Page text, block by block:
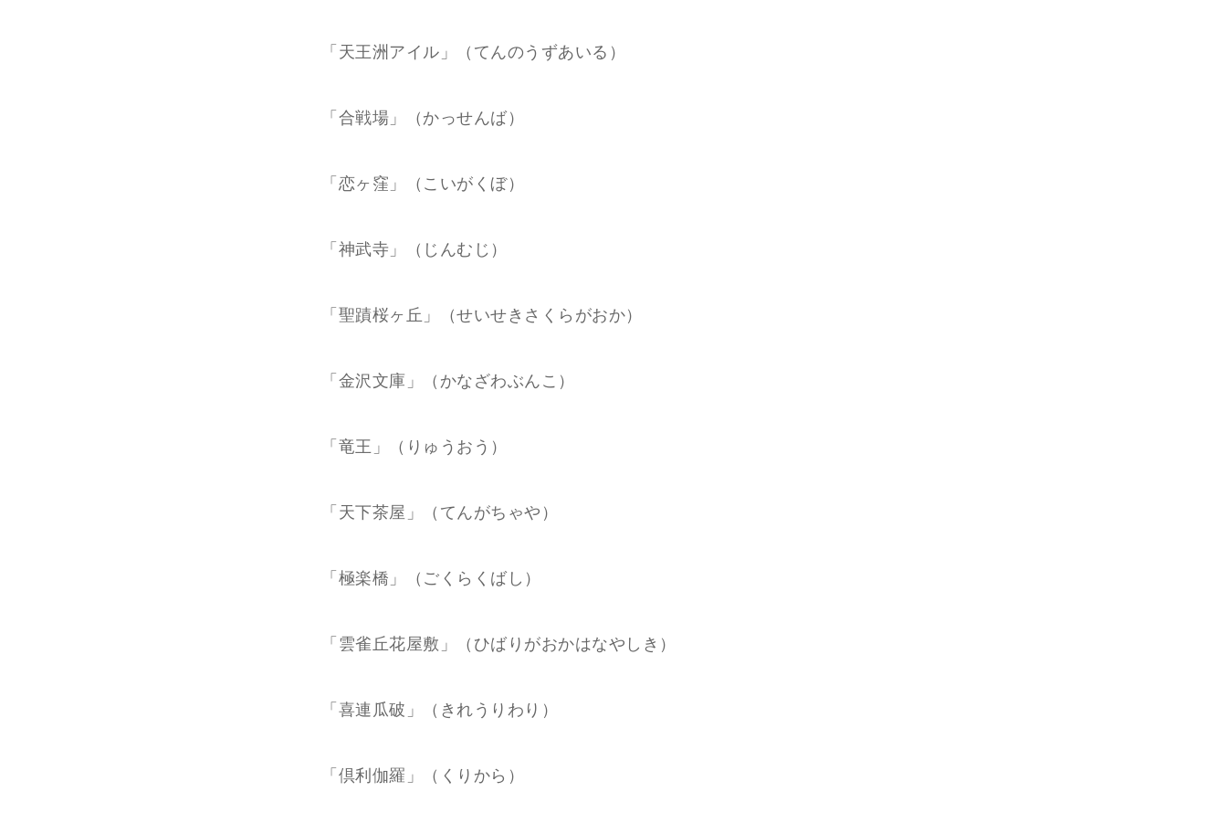
「天王洲アイル」（てんのうずあいる）
「合戦場」（かっせんば）
「恋ヶ窪」（こいがくぼ）
「神武寺」（じんむじ）
「聖蹟桜ヶ丘」（せいせきさくらがおか）
「金沢文庫」（かなざわぶんこ）
「竜王」（りゅうおう）
「天下茶屋」（てんがちゃや）
「極楽橋」（ごくらくばし）
「雲雀丘花屋敷」（ひばりがおかはなやしき）
「喜連瓜破」（きれうりわり）
「倶利伽羅」（くりから）